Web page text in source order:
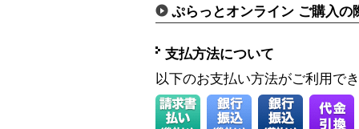
ぷらっとオンライン ご購入の
支払方法について
以下のお支払い方法がご利用で